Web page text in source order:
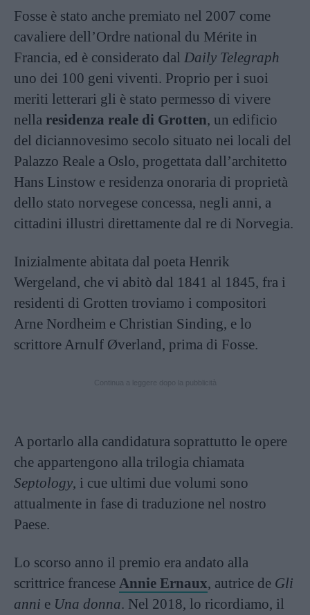
Fosse è stato anche premiato nel 2007 come
cavaliere dell’Ordre national du Mérite in
Francia, ed è considerato dal Daily Telegraph
uno dei 100 geni viventi. Proprio per i suoi
meriti letterari gli è stato permesso di vivere
nella residenza reale di Grotten, un edificio
del diciannovesimo secolo situato nei locali del
Palazzo Reale a Oslo, progettata dall’architetto
Hans Linstow e residenza onoraria di proprietà
dello stato norvegese concessa, negli anni, a
cittadini illustri direttamente dal re di Norvegia.
Inizialmente abitata dal poeta Henrik
Wergeland, che vi abitò dal 1841 al 1845, fra i
residenti di Grotten troviamo i compositori
Arne Nordheim e Christian Sinding, e lo
scrittore Arnulf Øverland, prima di Fosse.
A portarlo alla candidatura soprattutto le opere
che appartengono alla trilogia chiamata
Septology, i cue ultimi due volumi sono
attualmente in fase di traduzione nel nostro
Paese.
Lo scorso anno il premio era andato alla
scrittrice francese Annie Ernaux, autrice de Gli
anni e Una donna. Nel 2018, lo ricordiamo, il